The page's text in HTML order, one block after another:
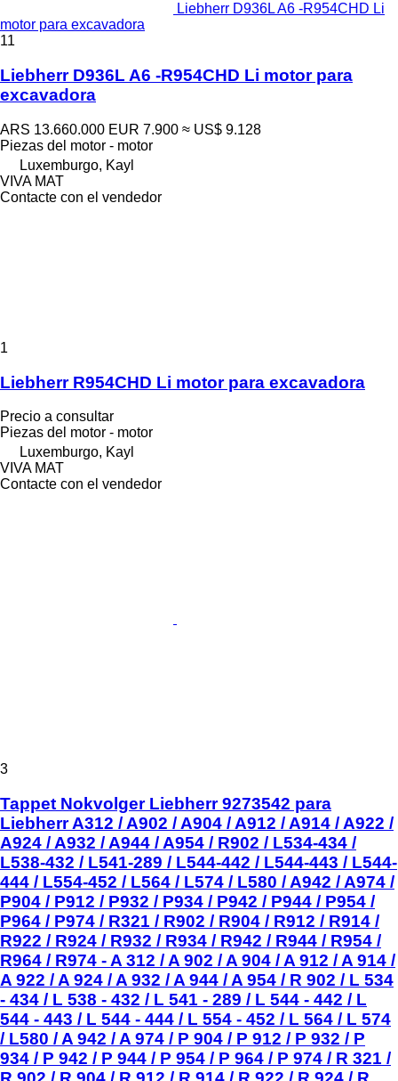
Liebherr D936L A6 -R954CHD Li
motor para excavadora
11
Liebherr D936L A6 -R954CHD Li motor para
excavadora
ARS 13.660.000 EUR 7.900 ≈ US$ 9.128
Piezas del motor - motor
Luxemburgo, Kayl
VIVA MAT
Contacte con el vendedor
1
Liebherr R954CHD Li motor para excavadora
Precio a consultar
Piezas del motor - motor
Luxemburgo, Kayl
VIVA MAT
Contacte con el vendedor
3
Tappet Nokvolger Liebherr 9273542 para
Liebherr A312 / A902 / A904 / A912 / A914 / A922 /
A924 / A932 / A944 / A954 / R902 / L534-434 /
L538-432 / L541-289 / L544-442 / L544-443 / L544-
444 / L554-452 / L564 / L574 / L580 / A942 / A974 /
P904 / P912 / P932 / P934 / P942 / P944 / P954 /
P964 / P974 / R321 / R902 / R904 / R912 / R914 /
R922 / R924 / R932 / R934 / R942 / R944 / R954 /
R964 / R974 - A 312 / A 902 / A 904 / A 912 / A 914 /
A 922 / A 924 / A 932 / A 944 / A 954 / R 902 / L 534
- 434 / L 538 - 432 / L 541 - 289 / L 544 - 442 / L
544 - 443 / L 544 - 444 / L 554 - 452 / L 564 / L 574
/ L580 / A 942 / A 974 / P 904 / P 912 / P 932 / P
934 / P 942 / P 944 / P 954 / P 964 / P 974 / R 321 /